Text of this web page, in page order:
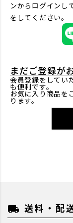
ンからログインし
をしてください。
まだご登録が
会員登録をしてい
も便利です。
お気に入り商品を
ります。
local_shipping 送料・配